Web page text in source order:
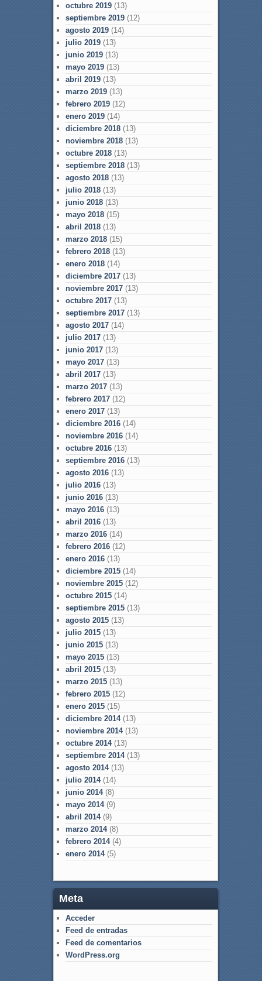
octubre 2019(13)
septiembre 2019(12)
agosto 2019(14)
julio 2019(13)
junio 2019(13)
mayo 2019(13)
abril 2019(13)
marzo 2019(13)
febrero 2019(12)
enero 2019(14)
diciembre 2018(13)
noviembre 2018(13)
octubre 2018(13)
septiembre 2018(13)
agosto 2018(13)
julio 2018(13)
junio 2018(13)
mayo 2018(15)
abril 2018(13)
marzo 2018(15)
febrero 2018(13)
enero 2018(14)
diciembre 2017(13)
noviembre 2017(13)
octubre 2017(13)
septiembre 2017(13)
agosto 2017(14)
julio 2017(13)
junio 2017(13)
mayo 2017(13)
abril 2017(13)
marzo 2017(13)
febrero 2017(12)
enero 2017(13)
diciembre 2016(14)
noviembre 2016(14)
octubre 2016(13)
septiembre 2016(13)
agosto 2016(13)
julio 2016(13)
junio 2016(13)
mayo 2016(13)
abril 2016(13)
marzo 2016(14)
febrero 2016(12)
enero 2016(13)
diciembre 2015(14)
noviembre 2015(12)
octubre 2015(14)
septiembre 2015(13)
agosto 2015(13)
julio 2015(13)
junio 2015(13)
mayo 2015(13)
abril 2015(13)
marzo 2015(13)
febrero 2015(12)
enero 2015(15)
diciembre 2014(13)
noviembre 2014(13)
octubre 2014(13)
septiembre 2014(13)
agosto 2014(13)
julio 2014(14)
junio 2014(8)
mayo 2014(9)
abril 2014(9)
marzo 2014(8)
febrero 2014(4)
enero 2014(5)
Meta
Acceder
Feed de entradas
Feed de comentarios
WordPress.org